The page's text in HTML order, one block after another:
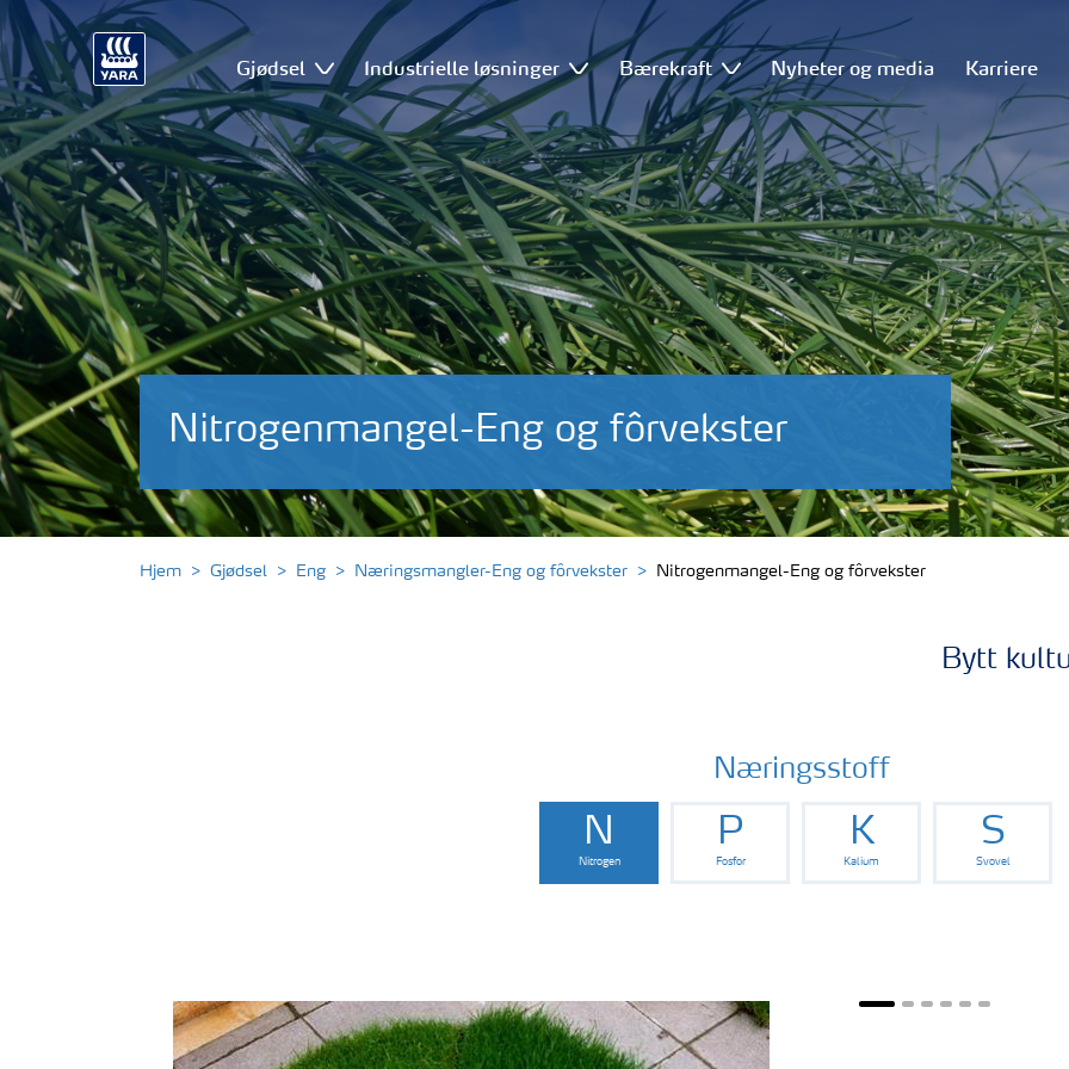
Gjødsel Industrielle løsninger Bærekraft Nyheter og media Karriere
Nitrogenmangel-Eng og fôrvekster
Hjem Gjødsel Eng Næringsmangler-Eng og fôrvekster Nitrogenmangel-Eng og fôrvekster
Bytt
Næringsstoff
N
Nitrogen
P
Fosfor
K
Kalium
S
Svovel